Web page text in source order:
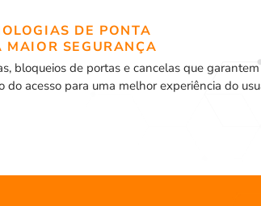
DE PONTA
MAIOR SEGURANÇA
bloqueios de portas e cancelas que
do acesso para uma melhor experiência do